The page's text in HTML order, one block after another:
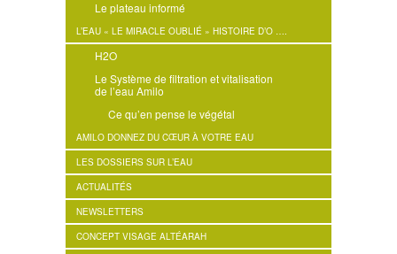
Le plateau informé
L’EAU « LE MIRACLE OUBLIÉ » HISTOIRE D’O ….
H2O
Le Système de filtration et vitalisation
de l’eau Amilo
Ce qu’en pense le végétal
AMILO DONNEZ DU CŒUR À VOTRE EAU
LES DOSSIERS SUR L’EAU
ACTUALITÉS
NEWSLETTERS
CONCEPT VISAGE ALTÉARAH